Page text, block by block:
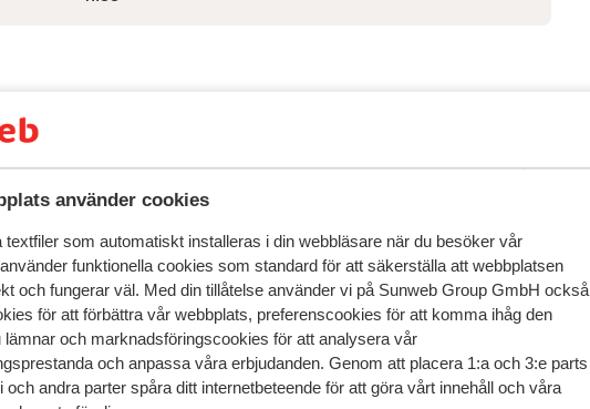
använder cookies
textfiler som automatiskt installeras i din webbläsare när du besöker vår
funktionella cookies som standard för att säkerställa att webbplatsen
och fungerar väl. Med din tillåtelse använder vi på Sunweb Group GmbH också
för att förbättra vår webbplats, preferenscookies för att komma ihåg den
lämnar och marknadsföringscookies för att analysera vår
och anpassa våra erbjudanden. Genom att placera 1:a och 3:e parts
andra parter spåra ditt internetbeteende för att göra vårt innehåll och våra
deras upplevelser av vår produkt.Mer om recensioner